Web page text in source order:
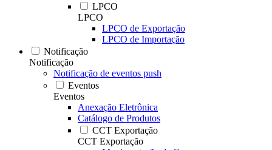
LPCO
LPCO
LPCO de Exportação
LPCO de Importação
Notificação
Notificação
Notificação de eventos push
Eventos
Eventos
Anexação Eletrônica
Catálogo de Produtos
CCT Exportação
CCT Exportação